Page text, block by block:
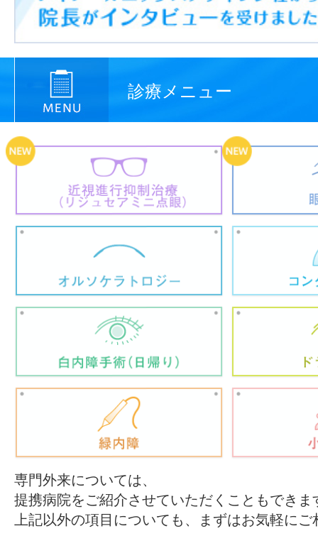
診療メニュー
専門外来については、
提携病院をご紹介させていただくこともできま
上記以外の項目についても、まずはお気軽に